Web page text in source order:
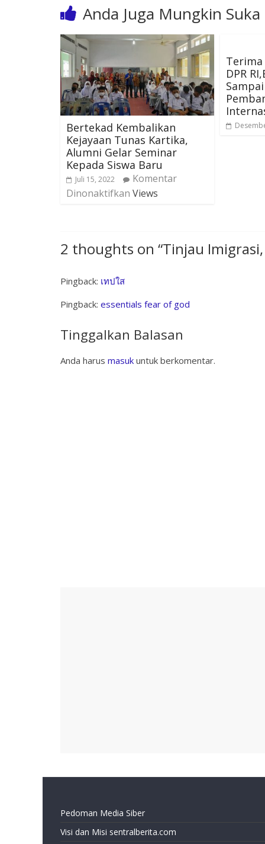
Anda Juga Mungkin Suka
Bertekad Kembalikan
Kejayaan Tunas Kartika,
Alumni Gelar Seminar
Kepada Siswa Baru
Juli 15, 2022
Komentar
Dinonaktifkan Views
Terima
DPR
2 thoughts on “Tinjau
Pingback: เทปใส
Pingback: essentials fear of god
Tinggalkan Balasan
Anda harus masuk untuk berkomentar.
Pedoman Media Siber
Visi dan Misi sentralberita.com